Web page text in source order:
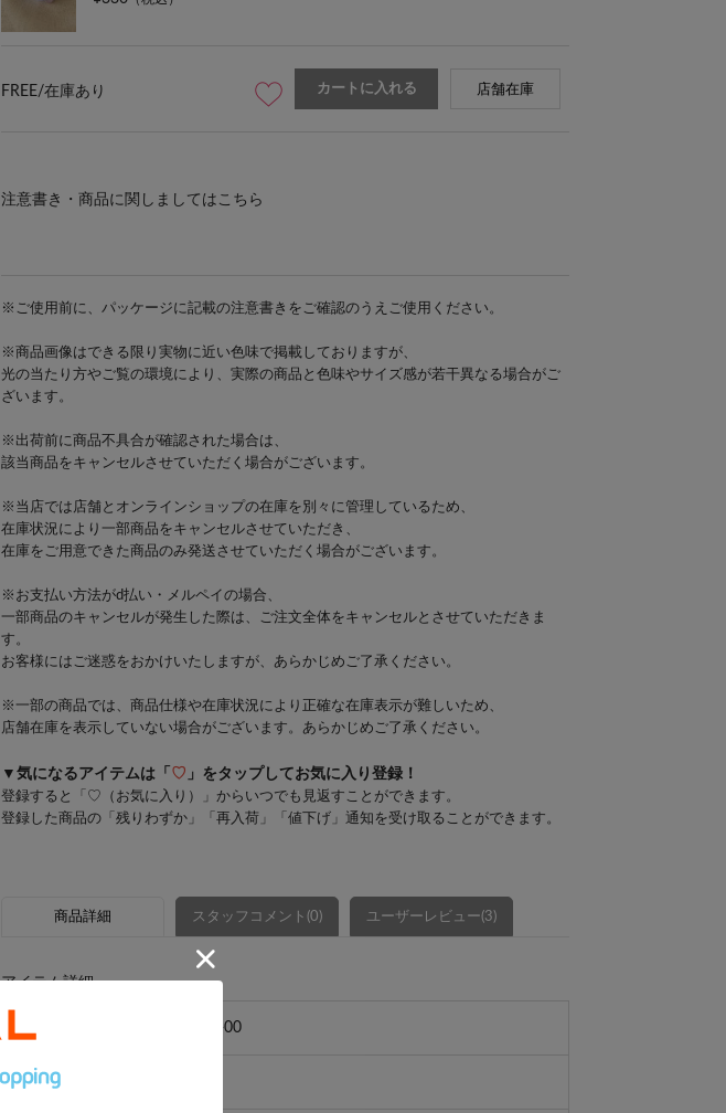
FREE/在庫あり カートに入れる 店舗在庫
注意書き・商品に関しましてはこちら
※ご使用前に、パッケージに記載の注意書きをご確認のうえご使用ください。
※商品画像はできる限り実物に近い色味で掲載しておりますが、
光の当たり方やご覧の環境により、実際の商品と色味やサイズ感が若干異なる場合がご
ざいます。
※出荷前に商品不具合が確認された場合は、
該当商品をキャンセルさせていただく場合がございます。
※当店では店舗とオンラインショップの在庫を別々に管理しているため、
在庫状況により一部商品をキャンセルさせていただき、
在庫をご用意できた商品のみ発送させていただく場合がございます。
※お支払い方法がd払い・メルペイの場合、
一部商品のキャンセルが発生した際は、ご注文全体をキャンセルとさせていただきま
す。
お客様にはご迷惑をおかけいたしますが、あらかじめご了承ください。
※一部の商品では、商品仕様や在庫状況により正確な在庫表示が難しいため、
店舗在庫を表示していない場合がございます。あらかじめご了承ください。
▼気になるアイテムは「 ♡ 」をタップしてお気に入り登録！
登録すると「♡（お気に入り）」からいつでも見返すことができます。
登録した商品の「残りわずか」「再入荷」「値下げ」通知を受け取ることができます。
商品詳細 スタッフコメント(0) ユーザーレビュー(3)
アイテム詳細
2616-PS1-ERK-00
素材